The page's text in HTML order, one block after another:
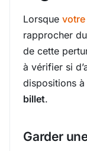
Lorsque votre
rapprocher
de cette
à vérifier si
dispositions
billet.
Garder